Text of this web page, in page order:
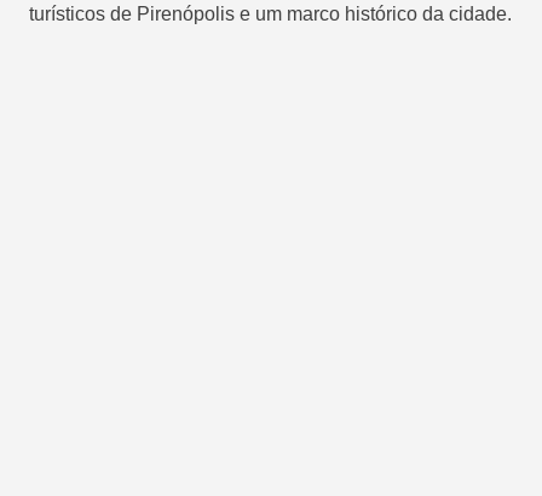
turísticos de Pirenópolis e um marco histórico da cidade.